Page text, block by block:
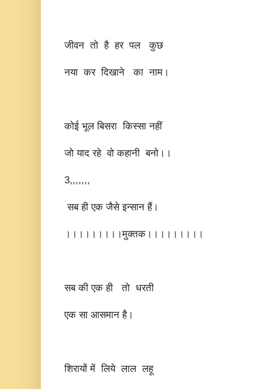
जीवन तो है हर पल कुछ
नया कर दिखाने का नाम।
कोई भूल बिसरा किस्सा नहीं
जो याद रहे वो कहानी बनो।।
3,,,,,,,
सब ही एक जैसे इन्सान हैं।
।।।।।।।।।मुक्तक।।।।।।।।।
सब की एक ही तो धरती
एक सा आसमान है।
शिरायों में लिये लाल लहू